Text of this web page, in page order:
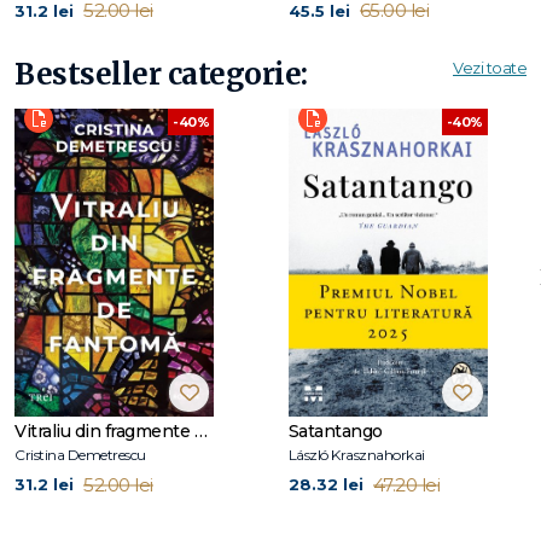
31.2 lei 52.00 lei 45.5 lei 65.00 lei
Bestseller categorie: Vezi toate
-40%
Vitraliu din fragmente de fantomă
Cristina Demetrescu
31.2 lei 52.00 lei
-40%
Satantango
László Krasznahorkai
28.32 lei 47.20 lei